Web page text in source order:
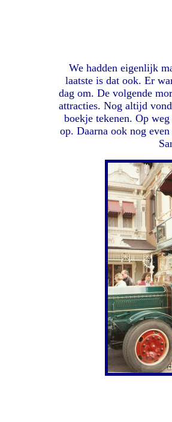
We hadden eigenlijk
laatste is dat ook. Er
dag om. De volgende
attracties. Nog altijd
boekje tekenen. Op
op. Daarna ook nog